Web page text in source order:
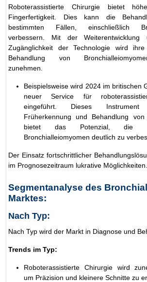
Roboterassistierte Chirurgie bietet
Fingerfertigkeit. Dies kann die
bestimmten Fällen, einschließlich
verbessern. Mit der Weiterentwicklung
Zugänglichkeit der Technologie wird
Behandlung von
zunehmen.
Beispielsweise wird 2024 im britischen
neuer Service für
eingeführt. Dieses
Früherkennung und Behandlung
bietet das Potenzial, die
Bronchialleiomyomen deutlich zu
Der Einsatz fortschrittlicher
im Prognosezeitraum lukrative Möglichkeiten.
Segmentanalyse des
Marktes:
Nach Typ:
Nach Typ wird der Markt in Diagnose und
Trends im Typ:
Roboterassistierte Chirurgie wird
um Präzision und kleinere Schnitte zu